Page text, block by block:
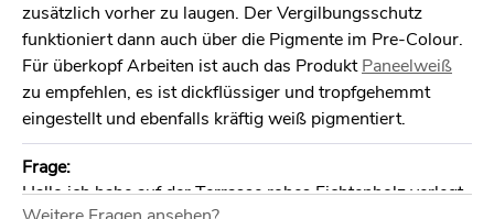
zusätzlich vorher zu laugen. Der Vergilbungsschutz
funktioniert dann auch über die Pigmente im Pre-Colour.
Für überkopf Arbeiten ist auch das ProduktPaneelweiß
zu empfehlen, es ist dickflüssiger und tropfgehemmt
eingestellt und ebenfalls kräftig weiß pigmentiert.
Frage:
Hallo ich habe auf der Terrasse rohes Fichtenholz verlegt